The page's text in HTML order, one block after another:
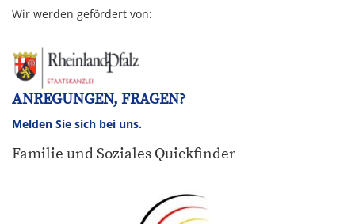
Wir werden gefördert von:
ANREGUNGEN, FRAGEN?
Melden Sie sich bei uns.
Familie und Soziales Quickfinder